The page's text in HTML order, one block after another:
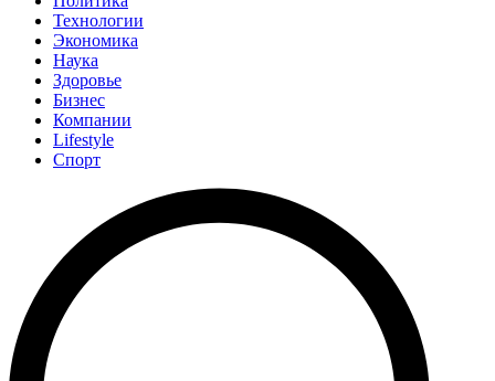
Технологии
Экономика
Наука
Здоровье
Бизнес
Компании
Lifestyle
Спорт